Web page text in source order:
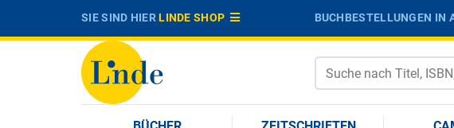
SIE SIND HIERLINDE SHOP BUCHBESTELLUNGEN IN